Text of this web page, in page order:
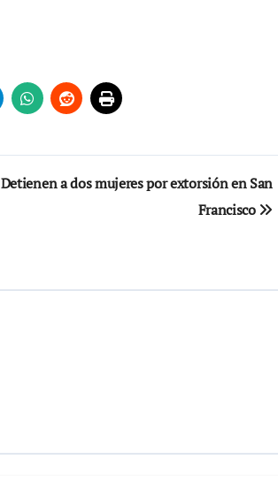
Detienen a dos mujeres por extorsión en San
Francisco